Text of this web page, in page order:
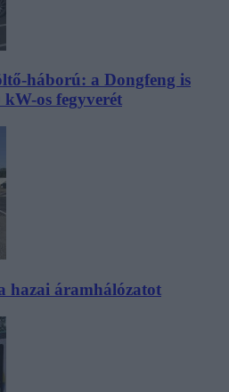
háború: a Dongfeng is
os fegyverét
hazai áramhálózatot